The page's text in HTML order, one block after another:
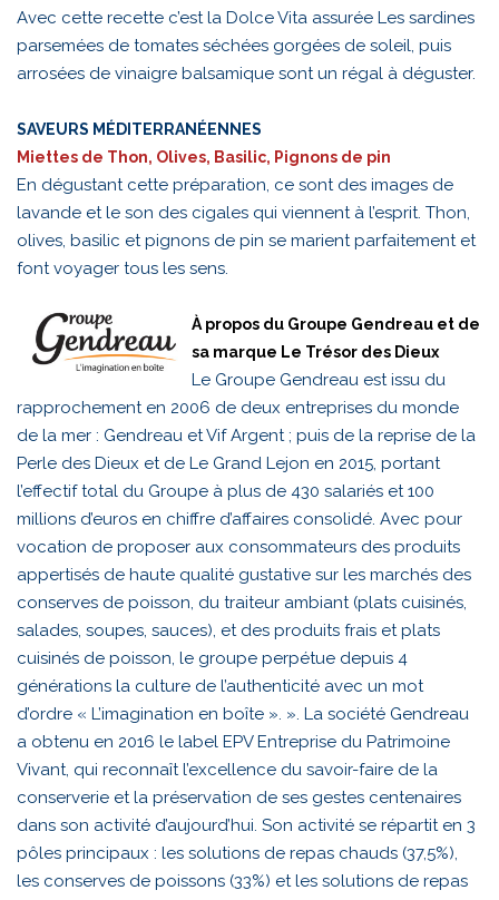
Avec cette recette c’est la Dolce Vita assurée Les sardines
parsemées de tomates séchées gorgées de soleil, puis
arrosées de vinaigre balsamique sont un régal à déguster.
SAVEURS MÉDITERRANÉENNES
Miettes de Thon, Olives, Basilic, Pignons de pin
En dégustant cette préparation, ce sont des images de
lavande et le son des cigales qui viennent à l’esprit. Thon,
olives, basilic et pignons de pin se marient parfaitement et
font voyager tous les sens.
À propos du Groupe Gendreau et de
sa marque Le Trésor des Dieux
Le Groupe Gendreau est issu du
rapprochement en 2006 de deux entreprises du monde
de la mer : Gendreau et Vif Argent ; puis de la reprise de la
Perle des Dieux et de Le Grand Lejon en 2015, portant
l’effectif total du Groupe à plus de 430 salariés et 100
millions d’euros en chiffre d’affaires consolidé. Avec pour
vocation de proposer aux consommateurs des produits
appertisés de haute qualité gustative sur les marchés des
conserves de poisson, du traiteur ambiant (plats cuisinés,
salades, soupes, sauces), et des produits frais et plats
cuisinés de poisson, le groupe perpétue depuis 4
générations la culture de l’authenticité avec un mot
d’ordre « L’imagination en boîte ». ». La société Gendreau
a obtenu en 2016 le label EPV Entreprise du Patrimoine
Vivant, qui reconnaît l’excellence du savoir-faire de la
conserverie et la préservation de ses gestes centenaires
dans son activité d’aujourd’hui. Son activité se répartit en 3
pôles principaux : les solutions de repas chauds (37,5%),
les conserves de poissons (33%) et les solutions de repas